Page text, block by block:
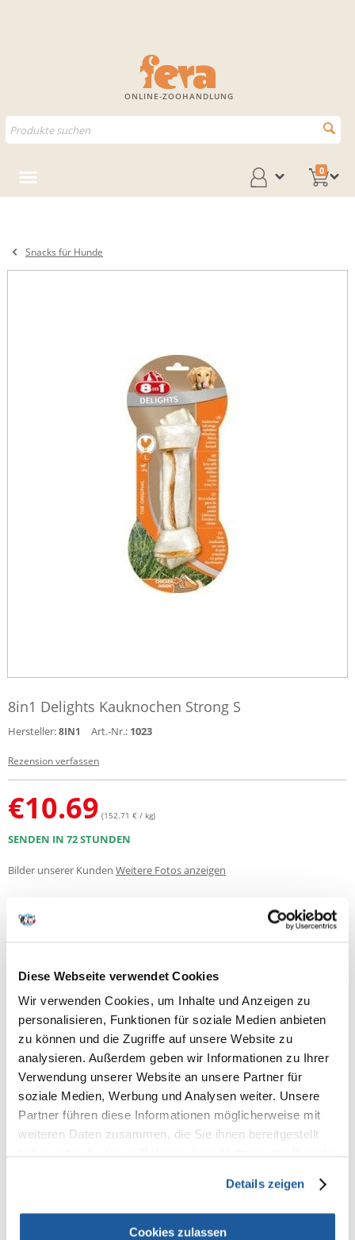
Diese Webseite verwendet Cookies
Wir verwenden Cookies, um Inhalte und Anzeigen zu
personalisieren, Funktionen für soziale Medien anbieten
zu können und die Zugriffe auf unsere Website zu
analysieren. Außerdem geben wir Informationen zu Ihrer
Verwendung unserer Website an unsere Partner für
soziale Medien, Werbung und Analysen weiter. Unsere
Partner führen diese Informationen möglicherweise mit
weiteren Daten zusammen, die Sie ihnen bereitgestellt
Details zeigen
Cookies zulassen
ONLINE-ZOOHANDLUNG
0
Snacks für Hunde
8in1 Delights Kauknochen Strong S
Hersteller:8IN1 Art.-Nr.: 1023
Rezension verfassen
€10.69 (152.71 € / kg)
SENDEN IN 72 STUNDEN
Bilder unserer Kunden Weitere Fotos anzeigen
Produktbeschreibung
Gepresster Kauknochen mit Hähnchenfleisch - extra langanhaltender
Kauspaß. Leckeres Hähnchenfleisch in fest gepresster Premium-
Rinderhaut - die einzigartige Kombination aus Kauknochen und
Belohnung.
Zusammensetzung:
Fleisch und tierische Nebenerzeugnisse (Hähnchenfleisch 10%),
Mineralstoffe.